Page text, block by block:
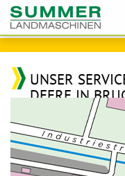
UNSER
DEERE IN